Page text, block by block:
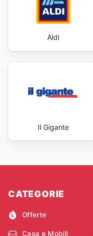
Aldi
Il Gigante
CATEGORIE
Offerte
Casa e Mobili